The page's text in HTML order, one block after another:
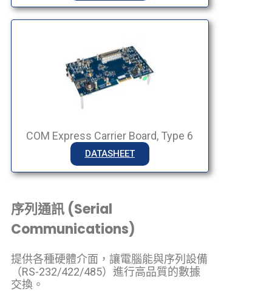
COM Express Carrier Board, Type 6
DATASHEET
序列通訊 (Serial
Communications)
提供各種硬體介面，讓電腦能與序列設備
（RS-232/422/485）進行高品質的數據
交換。